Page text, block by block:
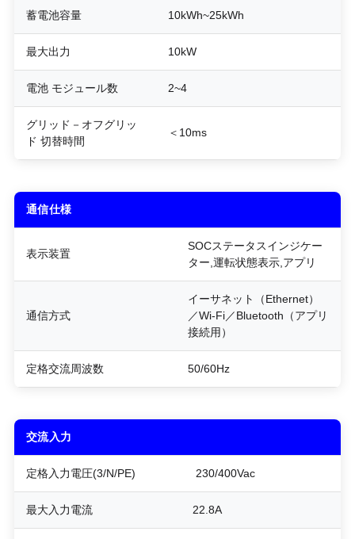
蓄電池容量 10kWh~25kWh
最大出力 10kW
電池 モジュール数 2~4
グリッド－オフグリッ
ド 切替時間
＜10ms
通信仕様
表示装置
SOCステータスインジケー
ター,運転状態表示,アプリ
通信方式
イーサネット（Ethernet）
／Wi-Fi／Bluetooth（アプリ
接続用）
定格交流周波数 50/60Hz
交流入力
定格入力電圧(3/N/PE) 230/400Vac
最大入力電流 22.8A